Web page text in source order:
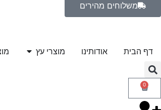
משלוחים מהירים
דף הבית אודותינו מוצרי עץ
0